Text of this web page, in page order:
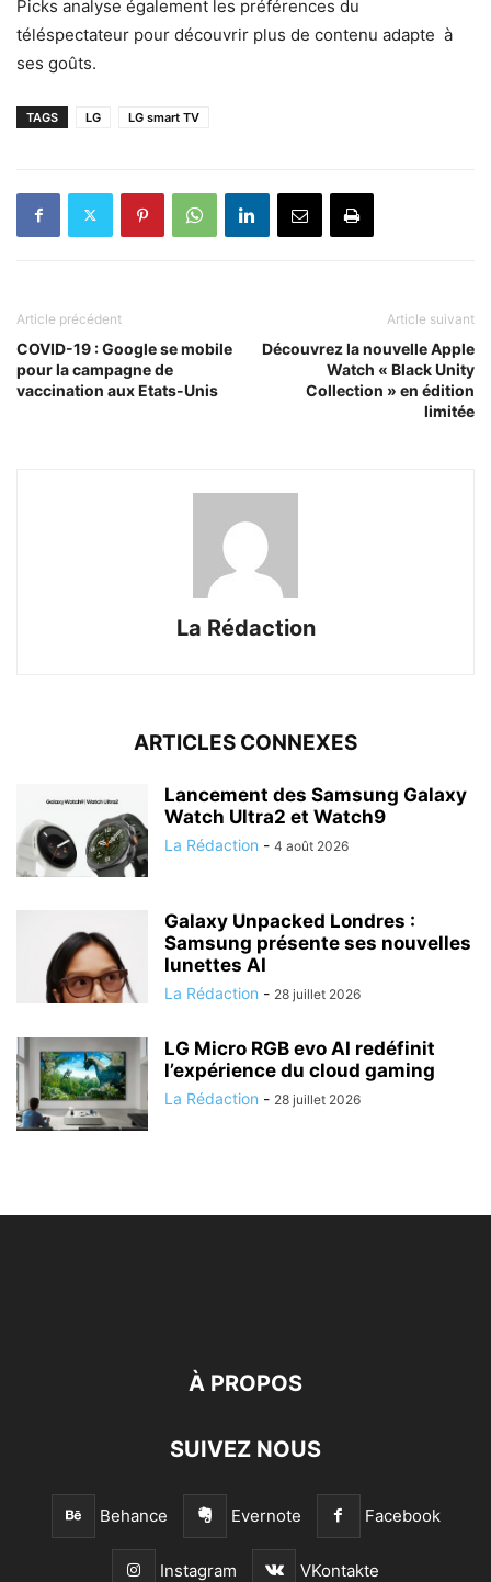
Picks analyse également les préférences du
téléspectateur pour découvrir plus de contenu adapte à
ses goûts.
TAGS LG LG smart TV
Article précédent
COVID-19 : Google se mobile
pour la campagne de
vaccination aux Etats-Unis
Article suivant
Découvrez la nouvelle Apple
Watch « Black Unity
Collection » en édition
limitée
La Rédaction
ARTICLES CONNEXES
Lancement des Samsung Galaxy
Watch Ultra2 et Watch9
La Rédaction - 4 août 2026
Galaxy Unpacked Londres :
Samsung présente ses nouvelles
lunettes AI
La Rédaction - 28 juillet 2026
LG Micro RGB evo AI redéfinit
l’expérience du cloud gaming
La Rédaction - 28 juillet 2026
À PROPOS
SUIVEZ NOUS
Behance Evernote Facebook
Instagram VKontakte